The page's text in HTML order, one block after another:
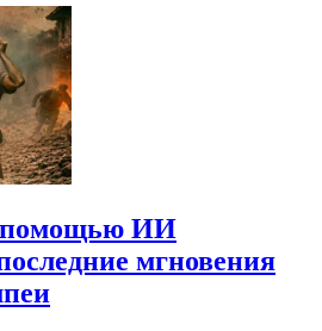
помощью ИИ
мгновения